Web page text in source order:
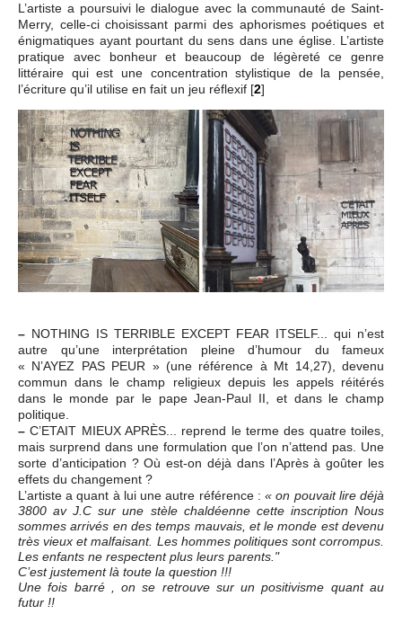
L’artiste a poursuivi le dialogue avec la communauté de Saint-
Merry, celle-ci choisissant parmi des aphorismes poétiques et
énigmatiques ayant pourtant du sens dans une église. L’artiste
pratique avec bonheur et beaucoup de légèreté ce genre
littéraire qui est une concentration stylistique de la pensée,
l’écriture qu’il utilise en fait un jeu réflexif [2]
– NOTHING IS TERRIBLE EXCEPT FEAR ITSELF... qui n’est
autre qu’une interprétation pleine d’humour du fameux
« N’AYEZ PAS PEUR » (une référence à Mt 14,27), devenu
commun dans le champ religieux depuis les appels réitérés
dans le monde par le pape Jean-Paul II, et dans le champ
politique.
– C’ETAIT MIEUX APRÈS... reprend le terme des quatre toiles,
mais surprend dans une formulation que l’on n’attend pas. Une
sorte d’anticipation ? Où est-on déjà dans l’Après à goûter les
effets du changement ?
L’artiste a quant à lui une autre référence :« on pouvait lire déjà
3800 av J.C sur une stèle chaldéenne cette inscription Nous
sommes arrivés en des temps mauvais, et le monde est devenu
très vieux et malfaisant. Les hommes politiques sont corrompus.
Les enfants ne respectent plus leurs parents."
C’est justement là toute la question !!!
Une fois barré , on se retrouve sur un positivisme quant au
futur !!